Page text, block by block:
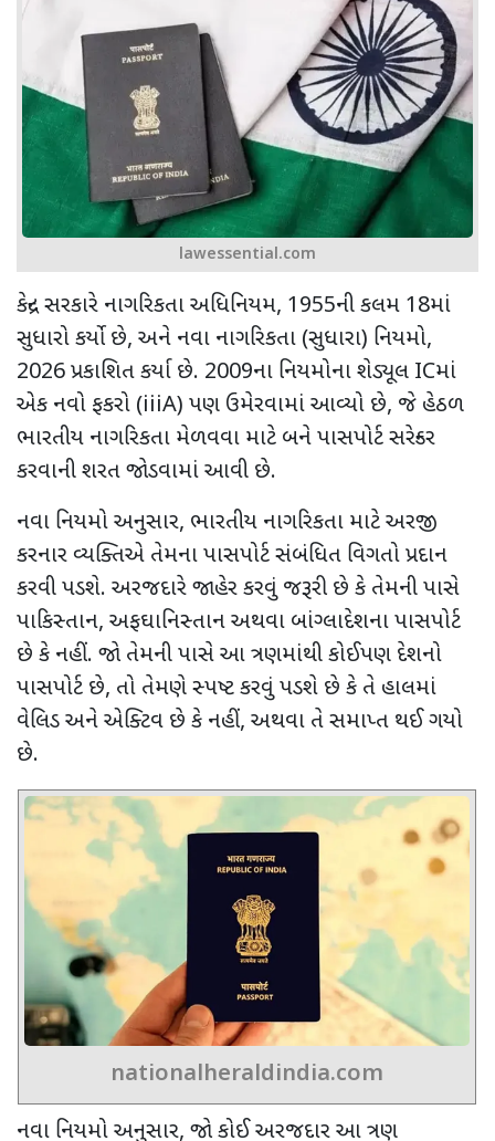
lawessential.com
કેન્દ્ર સરકારે નાગરિકતા અધિનિયમ, 1955ની કલમ 18માં
સુધારો કર્યો છે, અને નવા નાગરિકતા (સુધારા) નિયમો,
2026પ્રકાશિત કર્યા છે. 2009ના નિયમોના શેડ્યૂલ ICમાં
એક નવો ફકરો (iiiA) પણ ઉમેરવામાં આવ્યો છે, જે હેઠળ
ભારતીય નાગરિકતા મેળવવા માટે બને પાસપોર્ટ સરેન્ડર
કરવાની શરત જોડવામાં આવી છે.
નવા નિયમો અનુસાર, ભારતીય નાગરિકતા માટે અરજી
કરનાર વ્યક્તિએ તેમના પાસપોર્ટ સંબંધિત વિગતો પ્રદાન
કરવી પડશે. અરજદારે જાહેર કરવું જરૂરી છે કે તેમની પાસે
પાકિસ્તાન, અફઘાનિસ્તાન અથવા બાંગ્લાદેશના પાસપોર્ટ
છે કે નહીં. જો તેમની પાસે આ ત્રણમાંથી કોઈપણ દેશનો
પાસપોર્ટ છે, તો તેમણે સ્પષ્ટ કરવું પડશે છે કે તે હાલમાં
વેલિડ અને એક્ટિવ છે કે નહીં, અથવા તે સમાપ્ત થઈ ગયો
છે.
nationalheraldindia.com
નવા નિયમો અનુસાર, જો કોઈ અરજદાર આ ત્રણ